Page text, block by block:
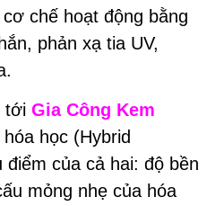
chế hoạt động bằng
phản xạ tia UV,
tới Gia Công Kem
hóa học (Hybrid
của cả hai: độ bền
mỏng nhẹ của hóa